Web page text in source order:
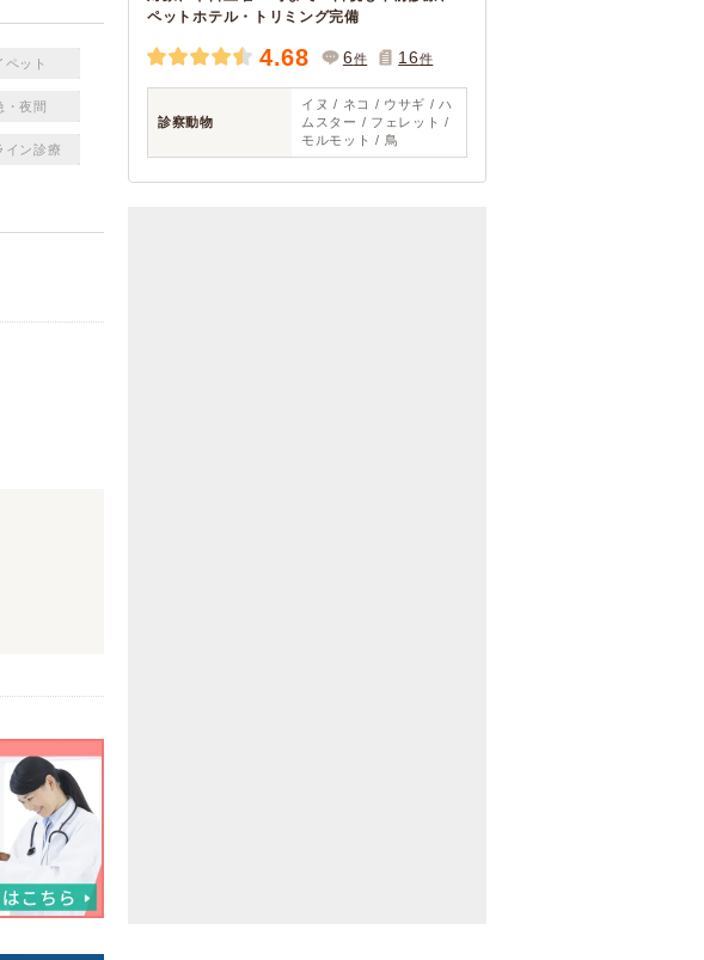
ペット
・夜間
イン診療
ペットホテル・トリミング完備
4.68 6件 16件
診察動物
イヌ / ネコ / ウサギ / ハ
ムスター / フェレット /
モルモット / 鳥